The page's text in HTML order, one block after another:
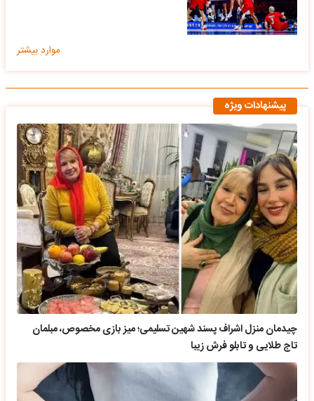
موارد بیشتر
پیشنهادات ویژه
چیدمان منزل اشراف پسند شهین تسلیمی؛ میز بازی مخصوص، مبلمان
تاج طلایی و تابلو فرش زیبا